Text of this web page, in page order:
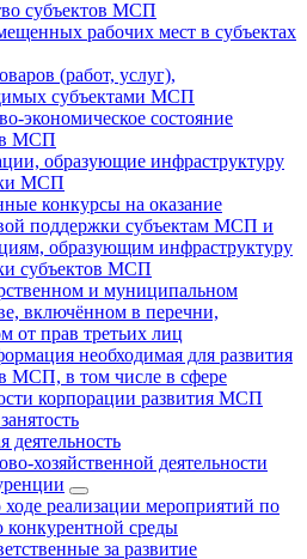
субъектов МСП
рабочих мест в субъектах
(работ, услуг),
субъектами МСП
экономическое состояние
МСП
образующие инфраструктуру
МСП
конкурсы на оказание
поддержки субъектам МСП и
образующим инфраструктуру
субъектов МСП
и муниципальном
включённом в перечни,
от прав третьих лиц
необходимая для развития
МСП, в том числе в сфере
корпорации развития МСП
деятельность
хозяйственной деятельности
реализации мероприятий по
конкурентной среды
за развитие